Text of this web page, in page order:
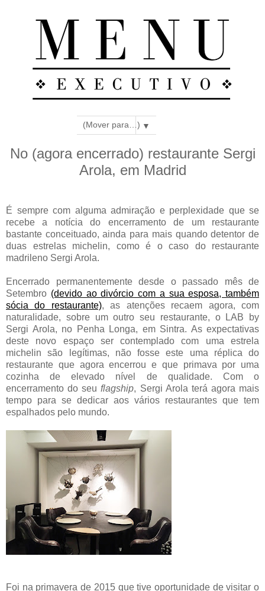
▼
No (agora encerrado) restaurante Sergi
Arola, em Madrid
É sempre com alguma admiração e perplexidade que se
recebe a notícia do encerramento de um restaurante
bastante conceituado, ainda para mais quando detentor de
duas estrelas michelin, como é o caso do restaurante
madrileno Sergi Arola.
Encerrado permanentemente desde o passado mês de
Setembro (devido ao divórcio com a sua esposa, também
sócia do restaurante), as atenções recaem agora, com
naturalidade, sobre um outro seu restaurante, o LAB by
Sergi Arola, no Penha Longa, em Sintra. As expectativas
deste novo espaço ser contemplado com uma estrela
michelin são legítimas, não fosse este uma réplica do
restaurante que agora encerrou e que primava por uma
cozinha de elevado nível de qualidade. Com o
encerramento do seuflagship, Sergi Arola terá agora mais
tempo para se dedicar aos vários restaurantes que tem
espalhados pelo mundo.
Foi na primavera de 2015 que tive oportunidade de visitar o